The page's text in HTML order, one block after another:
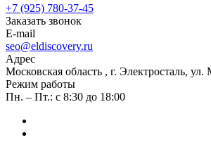
+7 (925) 780-37-45
Заказать звонок
E-mail
seo@eldiscovery.ru
Адрес
Московская область , г. Электросталь, ул.
Режим работы
Пн. – Пт.: с 8:30 до 18:00